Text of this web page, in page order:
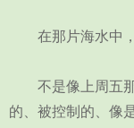
在那片海水中，
不是像上周五那
的、被控制的、像